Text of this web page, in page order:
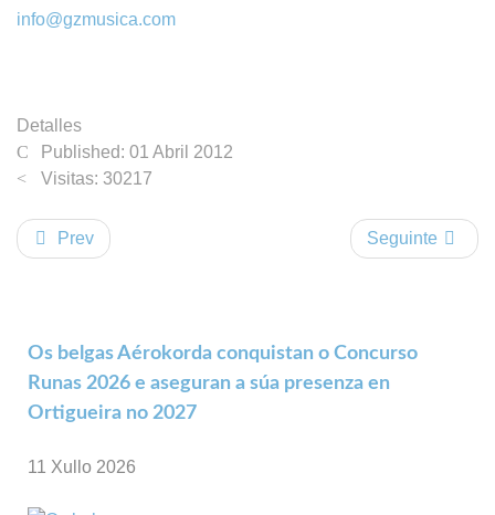
info@gzmusica.com
Detalles
Published: 01 Abril 2012
Visitas: 30217
Prev Seguinte
Os belgas Aérokorda conquistan o Concurso
Runas 2026 e aseguran a súa presenza en
Ortigueira no 2027
11 Xullo 2026